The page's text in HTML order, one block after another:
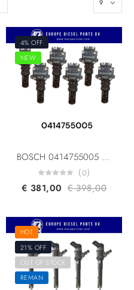
4% OFF
NEW
BOSCH 0414755005 0414755004 DAF 1379110 1392052 1340924 10445941 Fuel Unit Pump for DAF 95 XF/ 85 CF/ CF 75
(0)
€ 381,00 €398,00
HOT
21% OFF
OUT OF STOCK
REMAN